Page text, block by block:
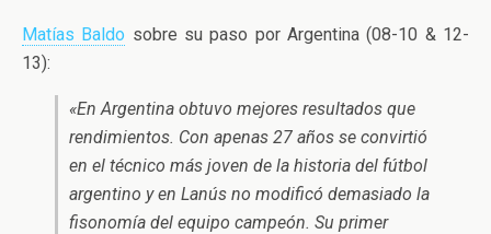
Matías Baldo sobre su paso por Argentina (08-10 & 12-
13):
«En Argentina obtuvo mejores resultados que
rendimientos. Con apenas 27 años se convirtió
en el técnico más joven de la historia del fútbol
argentino y en Lanús no modificó demasiado la
fisonomía del equipo campeón. Su primer